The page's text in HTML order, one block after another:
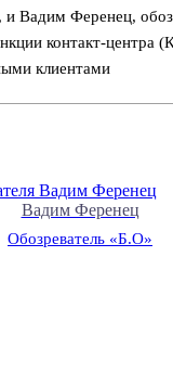
Вадим Ференец,
контакт-центра
клиентами
Вадим Ференец
Обозреватель «Б.О»